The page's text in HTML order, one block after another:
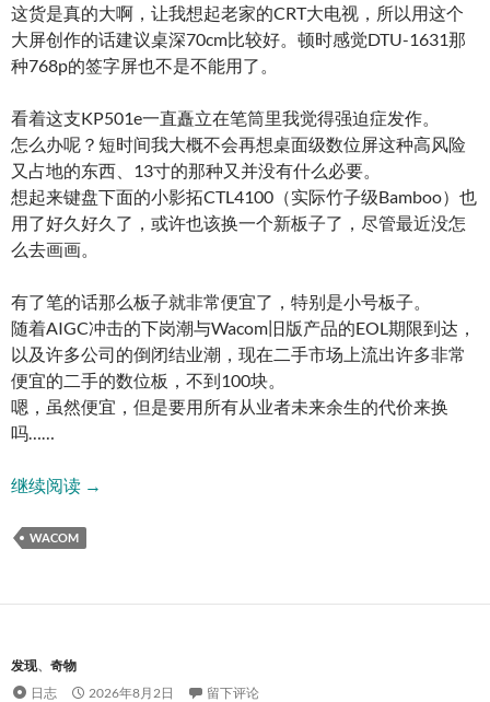
这货是真的大啊，让我想起老家的CRT大电视，所以用这个
大屏创作的话建议桌深70cm比较好。顿时感觉DTU-1631那
种768p的签字屏也不是不能用了。
看着这支KP501e一直矗立在笔筒里我觉得强迫症发作。
怎么办呢？短时间我大概不会再想桌面级数位屏这种高风险
又占地的东西、13寸的那种又并没有什么必要。
想起来键盘下面的小影拓CTL4100（实际竹子级Bamboo）也
用了好久好久了，或许也该换一个新板子了，尽管最近没怎
么去画画。
有了笔的话那么板子就非常便宜了，特别是小号板子。
随着AIGC冲击的下岗潮与Wacom旧版产品的EOL期限到达，
以及许多公司的倒闭结业潮，现在二手市场上流出许多非常
便宜的二手的数位板，不到100块。
嗯，虽然便宜，但是要用所有从业者未来余生的代价来换
吗……
继续阅读破天荒的影拓5/Pro杂谈
→
WACOM
发现、 奇物
日志
2026年8月2日 留下评论